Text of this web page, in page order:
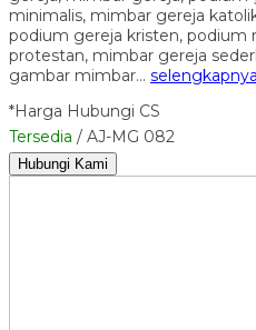
minimalis, mimbar gereja
podium gereja kristen, podium
protestan, mimbar gereja
gambar mimbar… selengkapnya
*Harga Hubungi CS
Tersedia / AJ-MG 082
Hubungi Kami